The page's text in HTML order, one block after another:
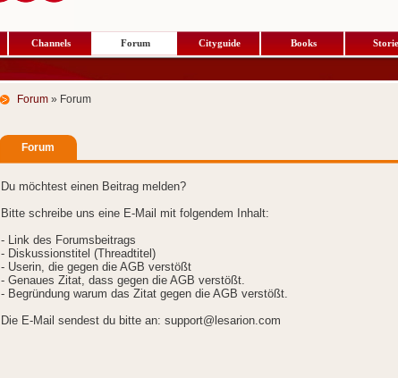
Channels Forum Cityguide Books
Forum » Forum
Forum
Du möchtest einen Beitrag melden?
Bitte schreibe uns eine E-Mail mit folgendem Inhalt:
- Link des Forumsbeitrags
- Diskussionstitel (Threadtitel)
- Userin, die gegen die AGB verstößt
- Genaues Zitat, dass gegen die AGB verstößt.
- Begründung warum das Zitat gegen die AGB verstößt.
Die E-Mail sendest du bitte an: support@lesarion.com